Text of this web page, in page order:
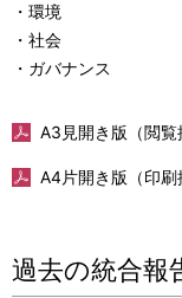
・環境
・社会
・ガバナンス
A3見開き版（閲
A4片開き版（印刷
過去の統合報